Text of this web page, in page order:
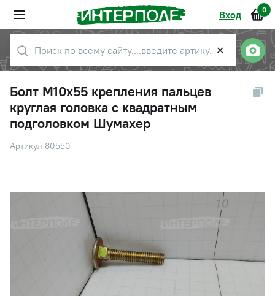
Вход 0
✕
Болт М10х55 крепления пальцев
круглая головка с квадратным
подголовком Шумахер
Артикул 80550